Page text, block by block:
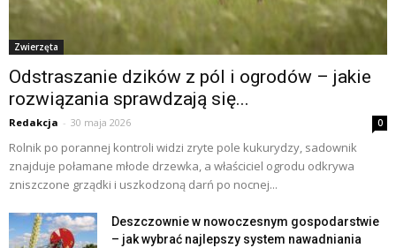
Zwierzęta
Odstraszanie dzików z pól i ogrodów – jakie
rozwiązania sprawdzają się...
Redakcja - 30 maja 2026 0
Rolnik po porannej kontroli widzi zryte pole kukurydzy, sadownik
znajduje połamane młode drzewka, a właściciel ogrodu odkrywa
zniszczone grządki i uszkodzoną darń po nocnej...
Deszczownie w nowoczesnym gospodarstwie
– jak wybrać najlepszy system nawadniania